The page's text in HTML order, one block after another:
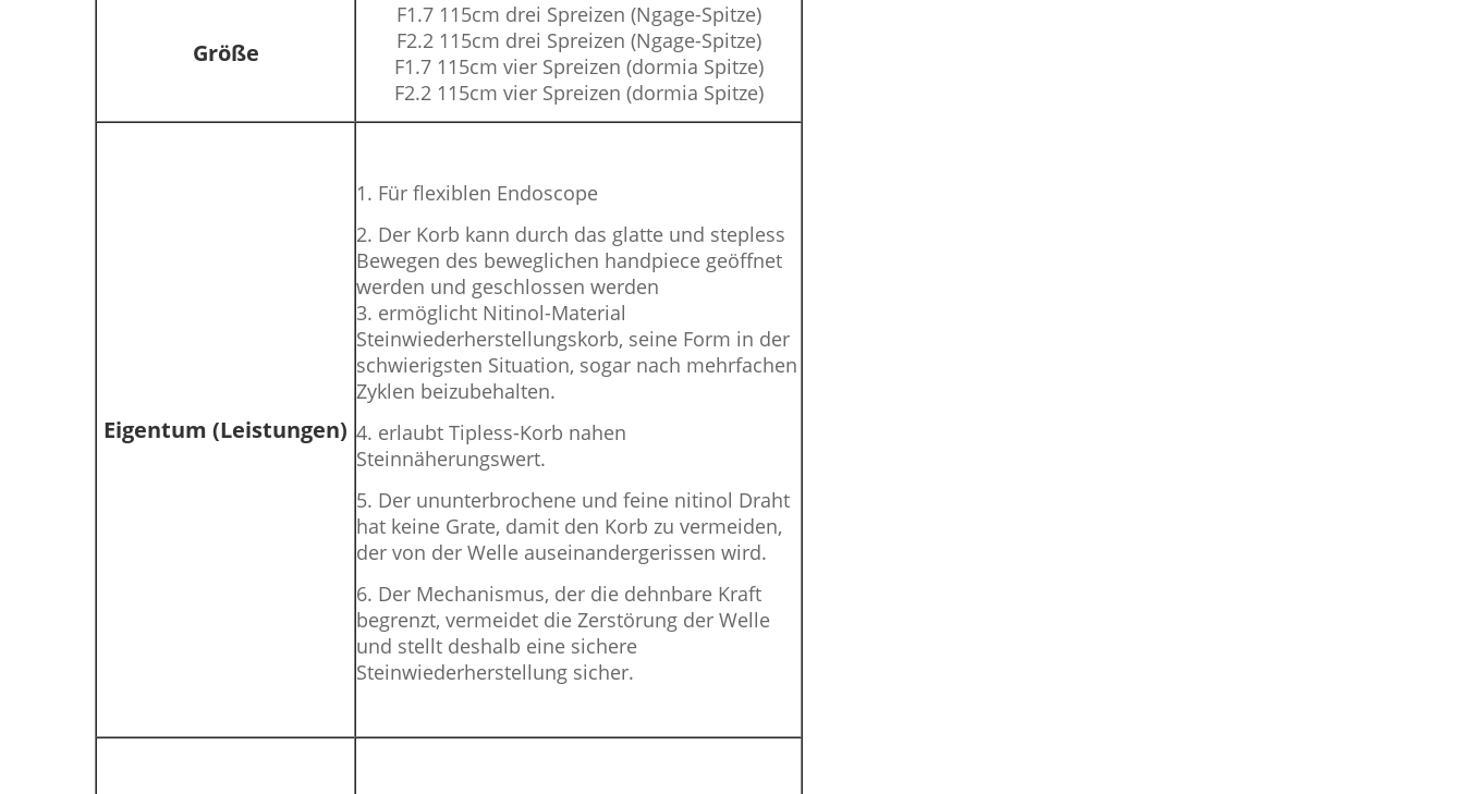
Größe
F1.7 115cm drei Spreizen (Ngage-Spitze)
F2.2 115cm drei Spreizen (Ngage-Spitze)
F1.7 115cm vier Spreizen (dormia Spitze)
F2.2 115cm vier Spreizen (dormia Spitze)
Eigentum (Leistungen)
1. Für flexiblen Endoscope
2. Der Korb kann durch das glatte und stepless
Bewegen des beweglichen handpiece geöffnet
werden und geschlossen werden
3. ermöglicht Nitinol-Material
Steinwiederherstellungskorb, seine Form in der
schwierigsten Situation, sogar nach mehrfachen
Zyklen beizubehalten.
4. erlaubt Tipless-Korb nahen
Steinnäherungswert.
5. Der ununterbrochene und feine nitinol Draht
hat keine Grate, damit den Korb zu vermeiden,
der von der Welle auseinandergerissen wird.
6. Der Mechanismus, der die dehnbare Kraft
begrenzt, vermeidet die Zerstörung der Welle
und stellt deshalb eine sichere
Steinwiederherstellung sicher.